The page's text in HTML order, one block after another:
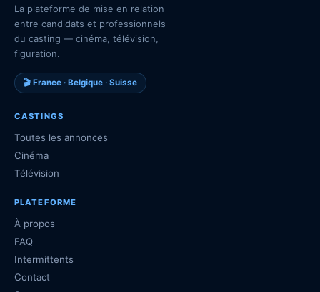
La plateforme de mise en relation
entre candidats et professionnels
du casting — cinéma, télévision,
figuration.
🎬 France · Belgique · Suisse
CASTINGS
Toutes les annonces
Cinéma
Télévision
PLATEFORME
À propos
FAQ
Intermittents
Contact